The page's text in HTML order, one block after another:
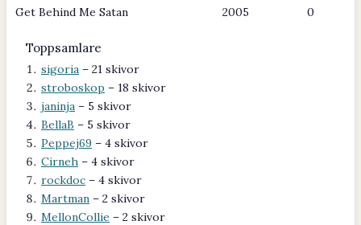
Get Behind Me Satan 2005 0
Toppsamlare
sigoria – 21 skivor
stroboskop – 18 skivor
janinja – 5 skivor
BellaB – 5 skivor
Peppej69 – 4 skivor
Cirneh – 4 skivor
rockdoc – 4 skivor
Martman – 2 skivor
MellonCollie – 2 skivor